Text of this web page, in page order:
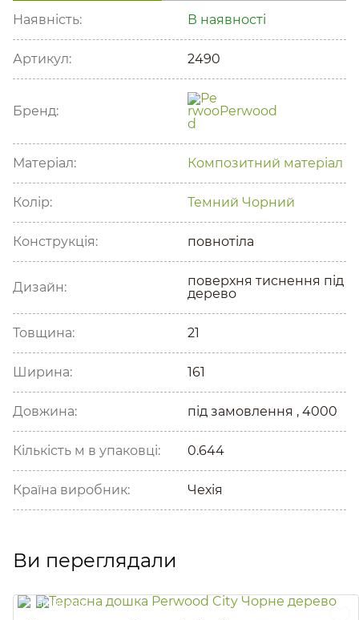
Наявність: В наявності
Артикул: 2490
Бренд: Perwood
Матеріал: Композитний матеріал
Колір: Темний Чорний
Конструкція: повнотіла
Дизайн:
поверхня тиснення під
дерево
Товщина: 21
Ширина: 161
Довжина: під замовлення , 4000
Кількість м в упаковці: 0.644
Країна виробник: Чехія
Ви переглядали